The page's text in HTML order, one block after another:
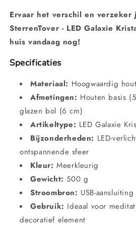
Ervaar het verschil en verzeker
SterrenTover - LED Galaxie
huis vandaag nog!
Specificaties
Materiaal: Hoogwaardig
Afmetingen: Houten basis
glazen bol (6 cm)
Artikeltype: LED Galaxie
Bijzonderheden: LED-
ontspannende sfeer
Kleur: Meerkleurig
Gewicht: 500 g
Stroombron: USB-aansluiting
Gebruik: Ideaal voor
decoratief element